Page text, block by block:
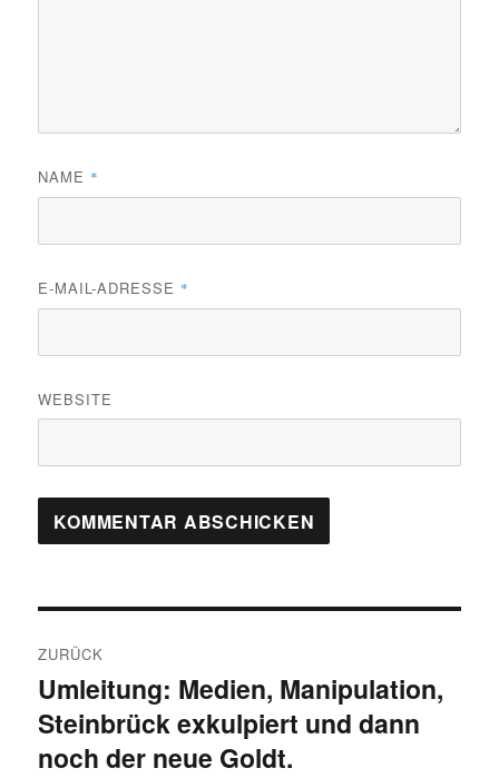
NAME *
E-MAIL-ADRESSE *
WEBSITE
ZURÜCK
Vorheriger
Beitrag:
Umleitung: Medien, Manipulation,
Steinbrück exkulpiert und dann
noch der neue Goldt.